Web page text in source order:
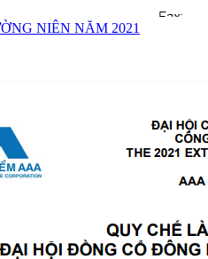
NIÊN NĂM 2021